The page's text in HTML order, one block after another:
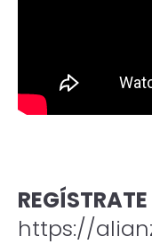
https://